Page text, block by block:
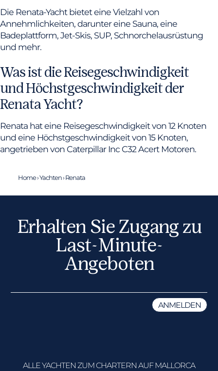
Die Renata-Yacht bietet eine Vielzahl von
Annehmlichkeiten, darunter eine Sauna, eine
Badeplattform, Jet-Skis, SUP, Schnorchelausrüstung
und mehr.
Was ist die Reisegeschwindigkeit
und Höchstgeschwindigkeit der
Renata Yacht?
Renata hat eine Reisegeschwindigkeit von 12 Knoten
und eine Höchstgeschwindigkeit von 15 Knoten,
angetrieben von Caterpillar Inc C32 Acert Motoren.
Home›Yachten›Renata
Erhalten Sie Zugang zu
Last-Minute-
Angeboten
ALLE YACHTEN ZUM CHARTERN AUF MALLORCA